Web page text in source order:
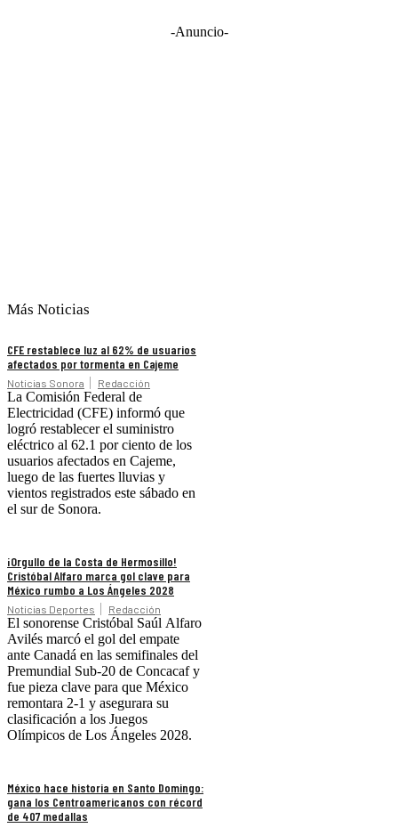
-Anuncio-
Más Noticias
CFE restablece luz al 62% de usuarios
afectados por tormenta en Cajeme
Noticias Sonora Redacción
La Comisión Federal de
Electricidad (CFE) informó que
logró restablecer el suministro
eléctrico al 62.1 por ciento de los
usuarios afectados en Cajeme,
luego de las fuertes lluvias y
vientos registrados este sábado en
el sur de Sonora.
¡Orgullo de la Costa de Hermosillo!
Cristóbal Alfaro marca gol clave para
México rumbo a Los Ángeles 2028
Noticias Deportes Redacción
El sonorense Cristóbal Saúl Alfaro
Avilés marcó el gol del empate
ante Canadá en las semifinales del
Premundial Sub-20 de Concacaf y
fue pieza clave para que México
remontara 2-1 y asegurara su
clasificación a los Juegos
Olímpicos de Los Ángeles 2028.
México hace historia en Santo Domingo:
gana los Centroamericanos con récord
de 407 medallas